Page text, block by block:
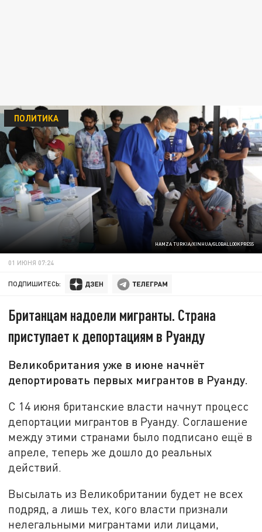
HAMZA TURKIA/XINHUA/GLOBALLOOKPRESS
ПОЛИТИКА
01 ИЮНЯ 07:24
ПОДПИШИТЕСЬ:
Британцам надоели мигранты. Страна
приступает к депортациям в Руанду
Великобритания уже в июне начнёт
депортировать первых мигрантов в Руанду.
С 14 июня британские власти начнут процесс
депортации мигрантов в Руанду. Соглашение
между этими странами было подписано ещё в
апреле, теперь же дошло до реальных
действий.
Высылать из Великобритании будет не всех
подряд, а лишь тех, кого власти признали
нелегальными мигрантами или лицами,